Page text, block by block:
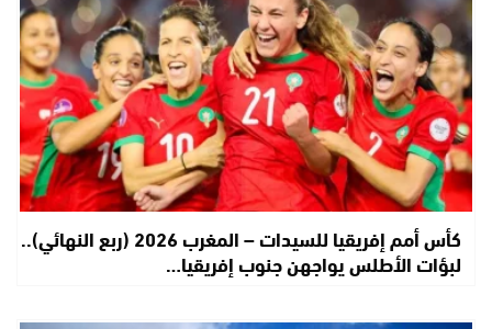
كأس أمم إفريقيا للسيدات – المغرب 2026 (ربع النهائي)..
لبؤات الأطلس يواجهن جنوب إفريقيا…